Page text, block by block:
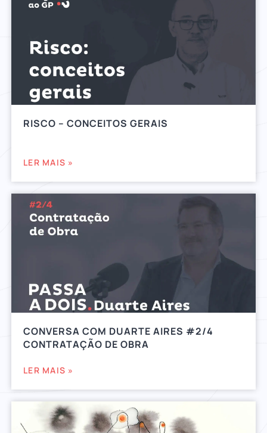
RISCO – CONCEITOS GERAIS
LER MAIS »
CONVERSA COM DUARTE AIRES #2/4
CONTRATAÇÃO DE OBRA
LER MAIS »